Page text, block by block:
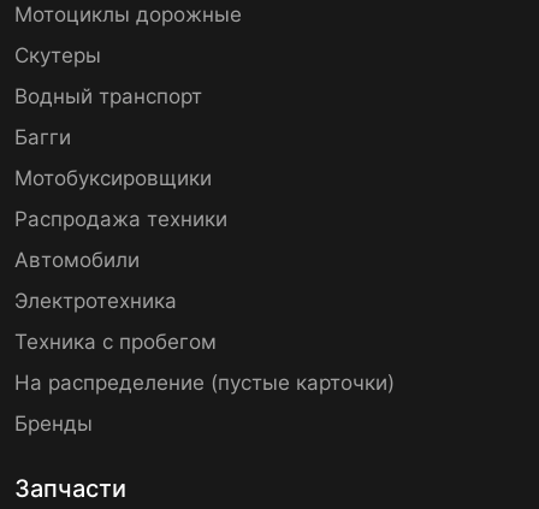
Мотоциклы дорожные
Скутеры
Водный транспорт
Багги
Мотобуксировщики
Распродажа техники
Автомобили
Электротехника
Техника с пробегом
На распределение (пустые карточки)
Бренды
Запчасти